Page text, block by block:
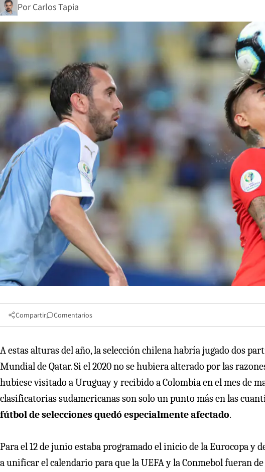
Por Carlos Tapia
Compartir Comentarios
A estas alturas del año, la selección chilena habría jugado dos
Mundial de Qatar. Si el 2020 no se hubiera alterado por las
hubiese visitado a Uruguay y recibido a Colombia en el mes de
clasificatorias sudamericanas son solo un punto más en las
fútbol de selecciones quedó especialmente afectado.
Para el 12 de junio estaba programado el inicio de la Eurocopa y
a unificar el calendario para que la UEFA y la Conmebol fueran